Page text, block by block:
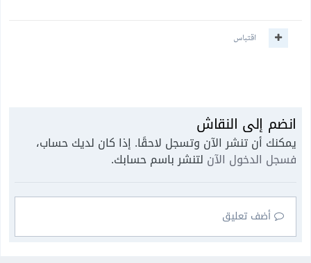
اقتباس
انضم إلى النقاش
يمكنك أن تنشر الآن وتسجل لاحقًا. إذا كان لديك حساب،
فسجل الدخول الآن لتنشر باسم حسابك.
أضف تعليق